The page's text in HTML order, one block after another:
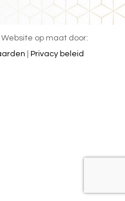
Website op maat door:
Privacy beleid